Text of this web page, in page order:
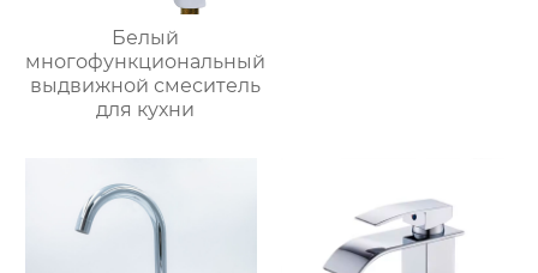
Белый
многофункциональный
выдвижной смеситель
для кухни